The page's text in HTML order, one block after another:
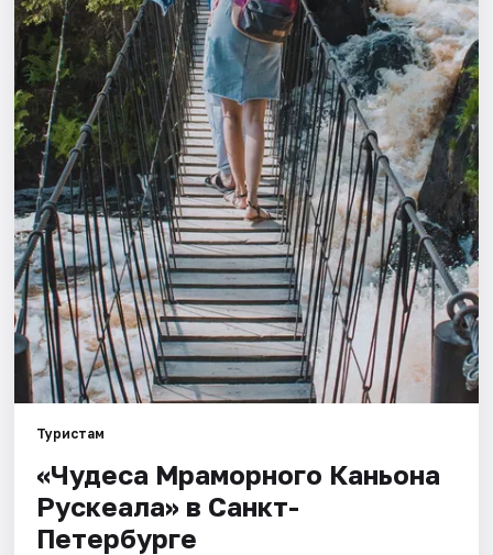
Города
Площадки
Артисты
Рейтинги
Туристам
«Чудеса Мраморного Каньона
Рускеала» в Санкт-
Петербурге